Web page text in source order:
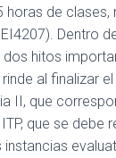
horas de clases,
Dentro
hitos
al finalizar
II, que
que se debe
instancias